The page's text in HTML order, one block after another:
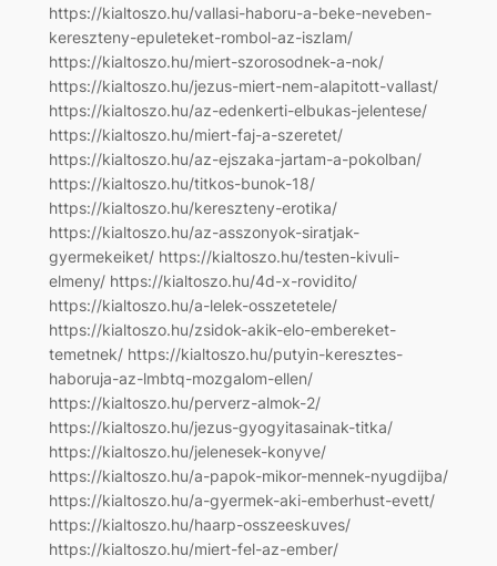
https://kialtoszo.hu/vallasi-haboru-a-beke-neveben-
kereszteny-epuleteket-rombol-az-iszlam/
https://kialtoszo.hu/miert-szorosodnek-a-nok/
https://kialtoszo.hu/jezus-miert-nem-alapitott-vallast/
https://kialtoszo.hu/az-edenkerti-elbukas-jelentese/
https://kialtoszo.hu/miert-faj-a-szeretet/
https://kialtoszo.hu/az-ejszaka-jartam-a-pokolban/
https://kialtoszo.hu/titkos-bunok-18/
https://kialtoszo.hu/kereszteny-erotika/
https://kialtoszo.hu/az-asszonyok-siratjak-
gyermekeiket/ https://kialtoszo.hu/testen-kivuli-
elmeny/ https://kialtoszo.hu/4d-x-rovidito/
https://kialtoszo.hu/a-lelek-osszetetele/
https://kialtoszo.hu/zsidok-akik-elo-embereket-
temetnek/ https://kialtoszo.hu/putyin-keresztes-
haboruja-az-lmbtq-mozgalom-ellen/
https://kialtoszo.hu/perverz-almok-2/
https://kialtoszo.hu/jezus-gyogyitasainak-titka/
https://kialtoszo.hu/jelenesek-konyve/
https://kialtoszo.hu/a-papok-mikor-mennek-nyugdijba/
https://kialtoszo.hu/a-gyermek-aki-emberhust-evett/
https://kialtoszo.hu/haarp-osszeeskuves/
https://kialtoszo.hu/miert-fel-az-ember/